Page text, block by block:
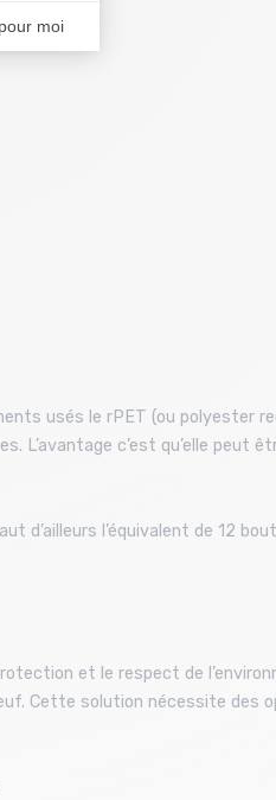
usés le rPET (ou polyester
c’est qu’elle peut
l’équivalent de 12
et le respect de
Cette solution nécessite des